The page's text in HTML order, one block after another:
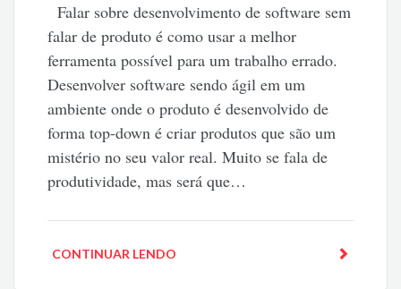
Falar sobre desenvolvimento de software sem
falar de produto é como usar a melhor
ferramenta possível para um trabalho errado.
Desenvolver software sendo ágil em um
ambiente onde o produto é desenvolvido de
forma top-down é criar produtos que são um
mistério no seu valor real. Muito se fala de
produtividade, mas será que…
CONTINUAR LENDO